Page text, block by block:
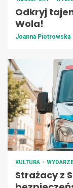
Odkryj
Wola!
Joanna Piotrowska
KULTURA
Strażacy z